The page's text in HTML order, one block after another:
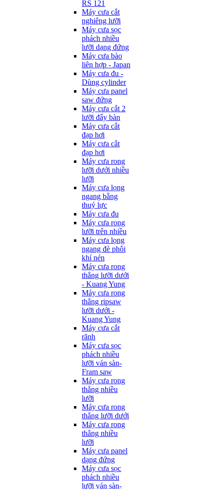
RS 121
Máy cưa cắt
nghiêng lưỡi
Máy cưa sọc
phách nhiều
lưỡi dạng đứng
Máy cưa bào
liên hợp - Japan
Máy cưa đu -
Dùng cylinder
Máy cưa panel
saw đứng
Máy cưa cắt 2
lưỡi đẩy bàn
Máy cưa cắt
đạp hơi
Máy cưa cắt
đạp hơi
Máy cưa rong
lưỡi dưới nhiều
lưỡi
Máy cưa lọng
ngang bằng
thuỷ lực
Máy cưa đu
Máy cưa rong
lưỡi trên nhiều
Máy cưa lọng
ngang đè phôi
khí nén
Máy cưa rong
thẳng lưỡi dưới
- Kuang Yung
Máy cưa rong
thẳng ripsaw
lưỡi dưới -
Kuang Yung
Máy cưa cắt
rãnh
Máy cưa sọc
phách nhiều
lưỡi ván sàn-
Fram saw
Máy cưa rong
thẳng nhiều
lưỡi
Máy cưa rong
thẳng lưỡi dưới
Máy cưa rong
thẳng nhiều
lưỡi
Máy cưa panel
dạng đứng
Máy cưa sọc
phách nhiều
lưỡi ván sàn-